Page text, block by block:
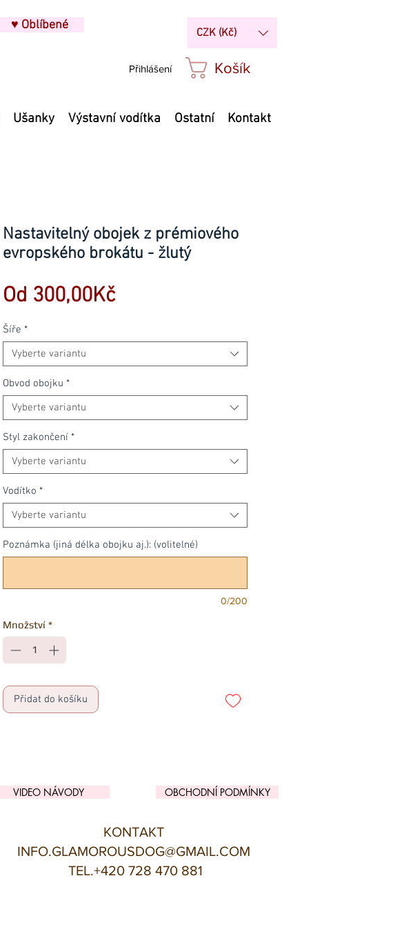
♥ Oblíbené
Přihlášení
CZK (Kč)
Košík
Ušanky Výstavní vodítka Ostatní Kontakt
Nastavitelný obojek z prémiového
evropského brokátu - žlutý
Od 300,00KčZvýhodněná
Šíře *
Vyberte variantu
Obvod obojku *
Vyberte variantu
Styl zakončení *
Vyberte variantu
Vodítko *
Vyberte variantu
Poznámka (jiná délka obojku aj.): (volitelné)
0/200
Množství *
Přidat do košíku
VIDEO NÁVODY OBCHODNÍ PODMÍNKY
KONTAKT
INFO.GLAMOROUSDOG@GMAIL.COM
TEL.+420 728 470 881